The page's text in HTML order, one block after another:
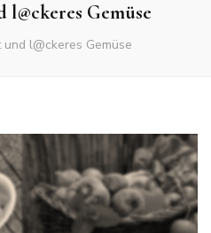
Gemüse
l@ckeres Gemüse